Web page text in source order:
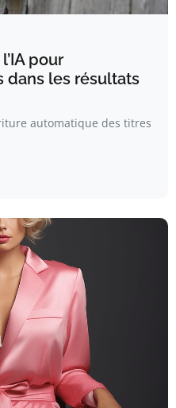
pour
dans les résultats
automatique des titres